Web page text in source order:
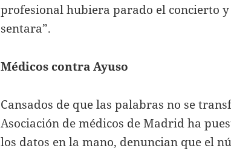
profesional hubiera parado el concierto y
sentara”.
Médicos contra Ayuso
Cansados de que las palabras no se
Asociación de médicos de Madrid ha
los datos en la mano, denuncian que el